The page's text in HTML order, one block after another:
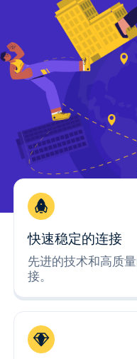
快速稳定的连接
先进的技术和高质
接。